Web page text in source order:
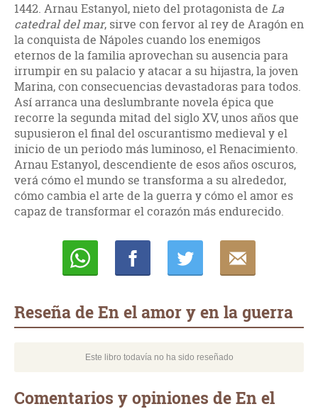
1442. Arnau Estanyol, nieto del protagonista de La
catedral del mar, sirve con fervor al rey de Aragón en
la conquista de Nápoles cuando los enemigos
eternos de la familia aprovechan su ausencia para
irrumpir en su palacio y atacar a su hijastra, la joven
Marina, con consecuencias devastadoras para todos.
Así arranca una deslumbrante novela épica que
recorre la segunda mitad del siglo XV, unos años que
supusieron el final del oscurantismo medieval y el
inicio de un periodo más luminoso, el Renacimiento.
Arnau Estanyol, descendiente de esos años oscuros,
verá cómo el mundo se transforma a su alrededor,
cómo cambia el arte de la guerra y cómo el amor es
capaz de transformar el corazón más endurecido.
Reseña de En el amor y en la guerra
Este libro todavía no ha sido reseñado
Comentarios y opiniones de En el